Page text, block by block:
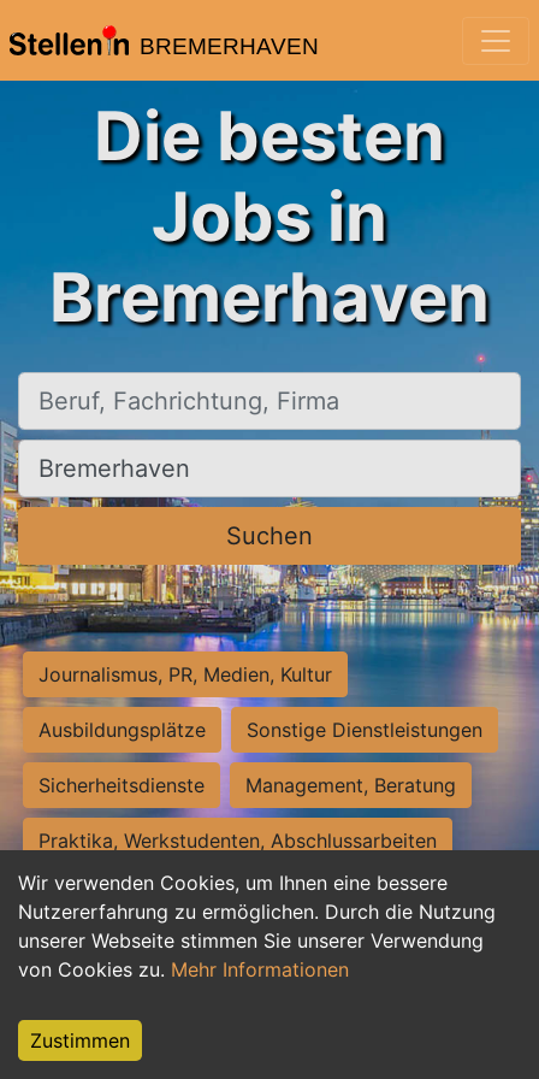
BREMERHAVEN
Wir verwenden Cookies, um Ihnen eine bessere
Nutzererfahrung zu ermöglichen. Durch die Nutzung
unserer Webseite stimmen Sie unserer Verwendung
von Cookies zu. Mehr Informationen
Zustimmen
Die besten
Jobs in
Bremerhaven
Beruf, Fachrichtung, Firma
Ort, Stadt
Suchen
Journalismus, PR, Medien, Kultur
Ausbildungsplätze Sonstige Dienstleistungen
Sicherheitsdienste Management, Beratung
Praktika, Werkstudenten, Abschlussarbeiten
Personalwesen Assistenz, Sekretariat
Hilfskräfte, Aushilfs- und Nebenjobs
Weiterbildung, Studium, duale Ausbildung